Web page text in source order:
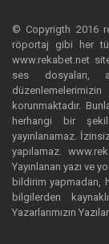
© Copyrigth 2016
röportaj gibi her
www.rekabet.net
ses dosyaları,
korunmaktadır.
herhangi bir
yayınlanamaz.
yapılamaz.
Yayınlanan yazı ve
bildirim yapmadan,
bilgilerden
Yazarlarımızın